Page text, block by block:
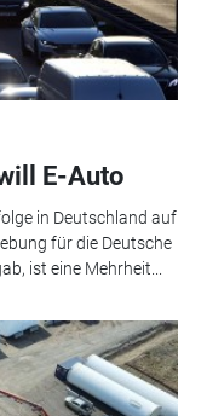
E-Auto
in Deutschland auf
für die Deutsche
ist eine Mehrheit...